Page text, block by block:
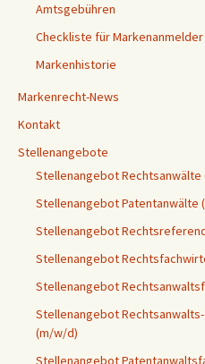
Amtsgebühren
Checkliste für Markenanmelder
Markenhistorie
Markenrecht-News
Kontakt
Stellenangebote
Stellenangebot Rechtsanwälte
Stellenangebot Patentanwälte
Stellenangebot
Stellenangebot
Stellenangebot
Stellenangebot
(m/w/d)
Stellenangebot